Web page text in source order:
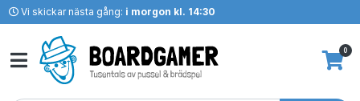
Vi skickar nästa gång: i morgon kl. 14:30
0